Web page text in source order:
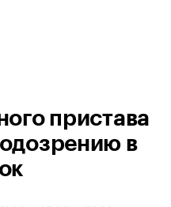
пристава
в